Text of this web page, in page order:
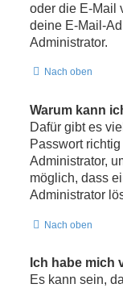
oder die E-Mail
deine E-Mail-
Administrator.
Nach oben
Warum kann
Dafür gibt es
Passwort
Administrator,
möglich, dass
Administrator
Nach oben
Ich habe mich
Es kann sein,